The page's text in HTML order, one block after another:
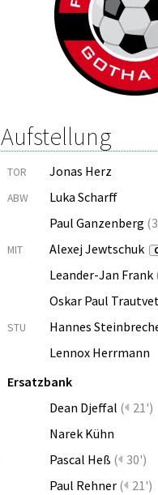
Aufstellung
TOR Jonas Herz
ABW
Luka Scharff
Paul Ganzenberg (
MIT Alexej Jewtschuk
Leander-Jan Frank
Oskar Paul
STU Hannes
Lennox Herrmann
Ersatzbank
Dean Djeffal ( 21')
Narek Kühn
Pascal Heß ( 30')
Paul Rehner ( 21')